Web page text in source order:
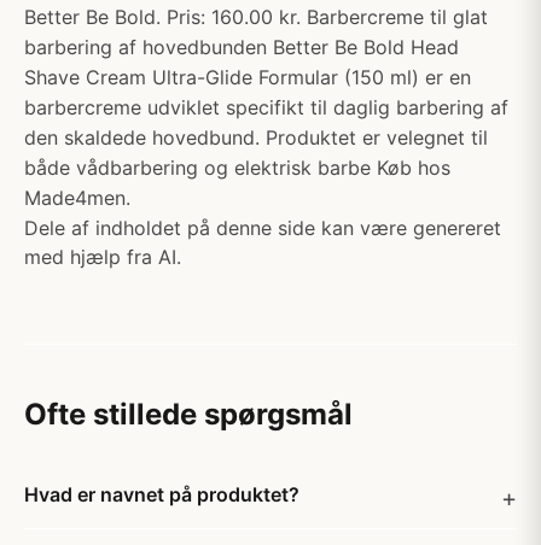
Better Be Bold. Pris: 160.00 kr. Barbercreme til glat
barbering af hovedbunden Better Be Bold Head
Shave Cream Ultra-Glide Formular (150 ml) er en
barbercreme udviklet specifikt til daglig barbering af
den skaldede hovedbund. Produktet er velegnet til
både vådbarbering og elektrisk barbe Køb hos
Made4men.
Dele af indholdet på denne side kan være genereret
med hjælp fra AI.
Ofte stillede spørgsmål
Hvad er navnet på produktet?